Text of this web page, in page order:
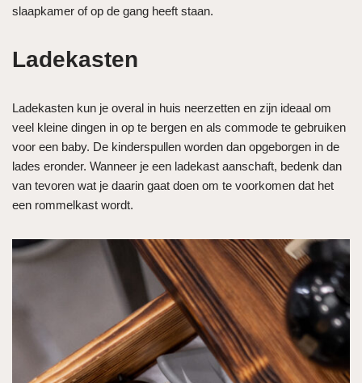
slaapkamer of op de gang heeft staan.
Ladekasten
Ladekasten kun je overal in huis neerzetten en zijn ideaal om
veel kleine dingen in op te bergen en als commode te gebruiken
voor een baby. De kinderspullen worden dan opgeborgen in de
lades eronder. Wanneer je een ladekast aanschaft, bedenk dan
van tevoren wat je daarin gaat doen om te voorkomen dat het
een rommelkast wordt.